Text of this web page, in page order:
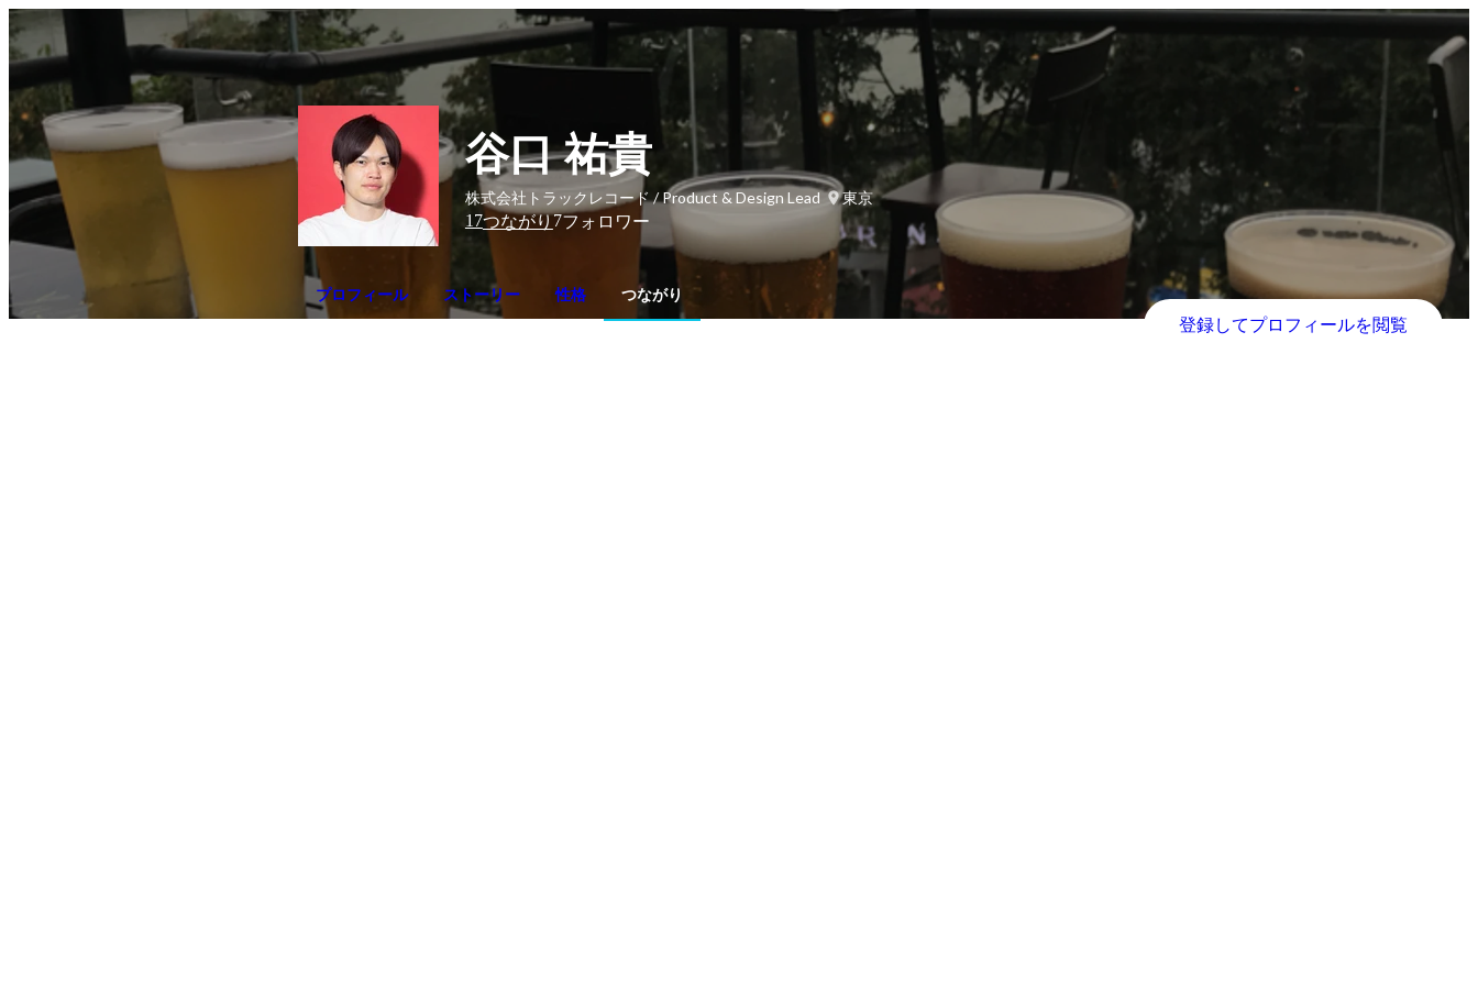
谷口 祐貴
株式会社トラックレコード / Product & Design Lead
東京
17つながり7フォロワー
プロフィール ストーリー 性格 つながり
登録してプロフィールを閲覧